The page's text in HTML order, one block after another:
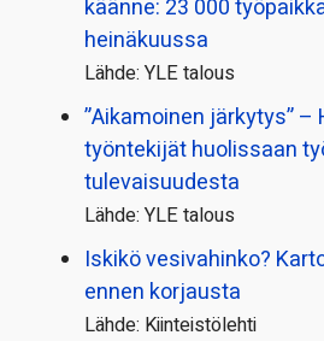
käänne: 23 000
heinäkuussa
Lähde: YLE talous
”Aikamoinen järkytys” –
työntekijät huolissaan
tulevaisuudesta
Lähde: YLE talous
Iskikö vesivahinko?
ennen korjausta
Lähde: Kiinteistölehti